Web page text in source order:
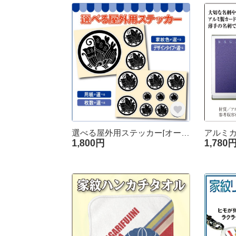
1,800円 1,780円